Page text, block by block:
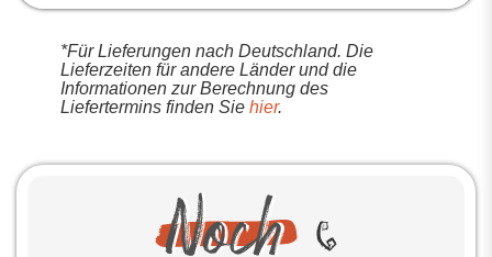
*Für Lieferungen nach Deutschland. Die
Lieferzeiten für andere Länder und die
Informationen zur Berechnung des
Liefertermins finden Sie hier.